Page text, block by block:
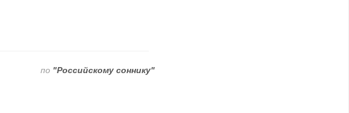
по "Российскому соннику"